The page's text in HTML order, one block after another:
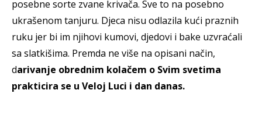
posebne sorte zvane krivača. Sve to na posebno
ukrašenom tanjuru. Djeca nisu odlazila kući praznih
ruku jer bi im njihovi kumovi, djedovi i bake uzvraćali
sa slatkišima. Premda ne više na opisani način,
darivanje obrednim kolačem o Svim svetima
prakticira se u Veloj Luci i dan danas.